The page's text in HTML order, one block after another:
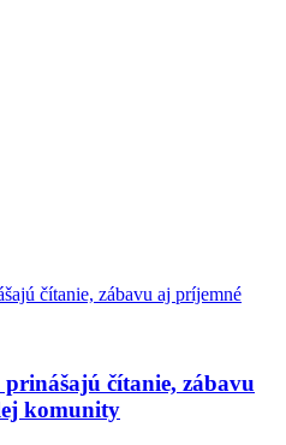
čítanie, zábavu
komunity